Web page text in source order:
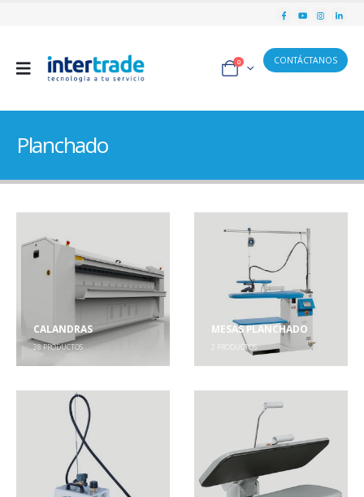
0 CONTÁCTANOS
Planchado
CALANDRAS
28PRODUCTOS
MESAS PLANCHADO
PRODUCTOS